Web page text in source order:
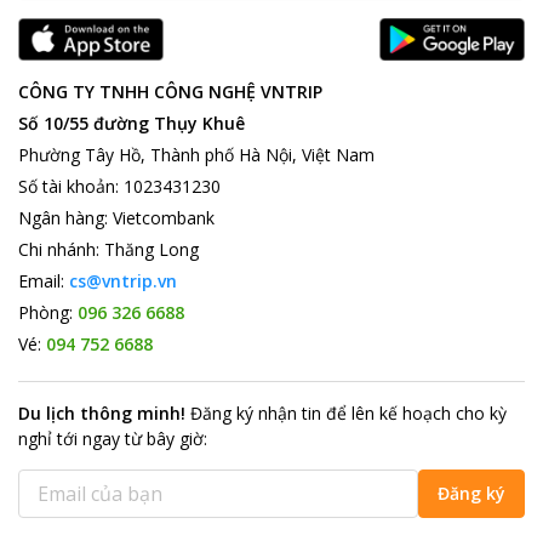
CÔNG TY TNHH CÔNG NGHỆ VNTRIP
Số 10/55 đường Thụy Khuê
Phường Tây Hồ, Thành phố Hà Nội, Việt Nam
Số tài khoản: 1023431230
Ngân hàng: Vietcombank
Chi nhánh: Thăng Long
Email: cs@vntrip.vn
Phòng: 096 326 6688
Vé: 094 752 6688
Du lịch thông minh! Đăng ký nhận tin để lên kế hoạch cho kỳ
nghỉ tới ngay từ bây giờ:
Đăng ký